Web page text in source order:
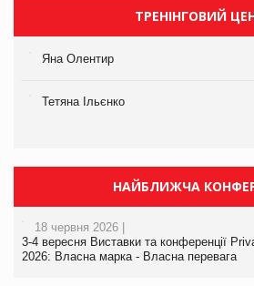
ТРЕНІНГОВИЙ
Яна Олентир
Тетяна Ільєнко
НАЙБЛИЖЧА
18 червня 2026 |
3-4 вересня Виставки та конференції
2026: Власна марка - Власна перевага